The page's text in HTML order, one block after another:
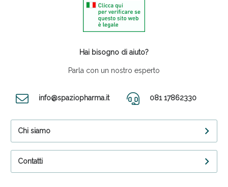
Hai bisogno di aiuto?
Parla con un nostro esperto
info@spaziopharma.it 081 17862330
Chi siamo
Contatti